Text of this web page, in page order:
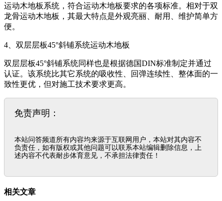
运动木地板系统，符合运动木地板要求的各项标准。相对于双
龙骨运动木地板，其最大特点是外观亮丽、耐用、维护简单方
便。
4、双层层板45°斜铺系统运动木地板
双层层板45°斜铺系统同样也是根据德国DIN标准制定并通过
认证。该系统比其它系统的吸收性、回弹连续性、整体面的一
致性更优，但对施工技术要求更高。
免责声明：
本站问答频道所有内容均来源于互联网用户，本站对其内容不
负责任，如有版权或其他问题可以联系本站编辑删除信息，上
述内容不代表耐步体育意见，不承担法律责任！
相关文章